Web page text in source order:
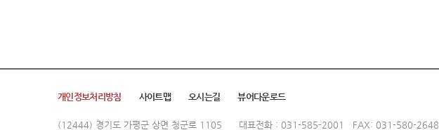
개인정보처리방침 사이트맵 오시는길 뷰어다운로드
(12444) 경기도 가평군 상면 청군로 1105 대표전화 : 031-585-2001 FAX: 031-580-2648